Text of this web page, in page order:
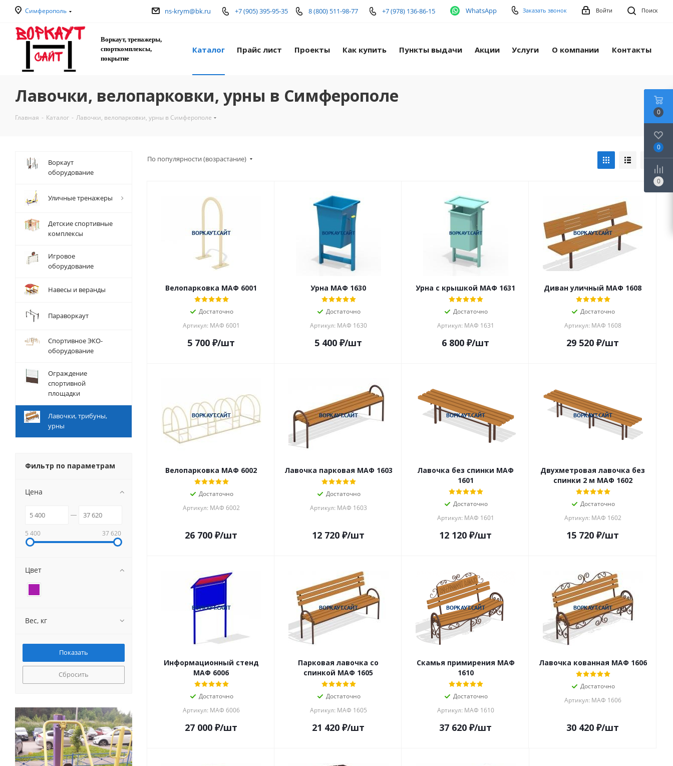
Симферополь Поиск
Войти
Заказать звонок
WhatsApp
+7 (978) 136-86-15
8 (800) 511-98-77
+7 (905) 395-95-35
ns-krym@bk.ru
Воркаут, тренажеры,
спорткомплексы,
покрытие
Каталог Прайс лист Проекты Как купить Пункты выдачи Акции Услуги О компании Контакты
Лавочки, велопарковки, урны в Симферополе
Главная - Каталог - Лавочки, велопарковки, урны в Симферополе
По популярности (возрастание)
Велопарковка МАФ 6001
Достаточно
Артикул: МАФ 6001
5 700 ₽/шт
Урна МАФ 1630
Достаточно
Артикул: МАФ 1630
5 400 ₽/шт
Урна с крышкой МАФ 1631
Достаточно
Артикул: МАФ 1631
6 800 ₽/шт
Диван уличный МАФ 1608
Достаточно
Артикул: МАФ 1608
29 520 ₽/шт
Велопарковка МАФ 6002
Достаточно
Артикул: МАФ 6002
26 700 ₽/шт
Лавочка парковая МАФ 1603
Достаточно
Артикул: МАФ 1603
12 720 ₽/шт
Лавочка без спинки МАФ
1601
Достаточно
Артикул: МАФ 1601
12 120 ₽/шт
Двухметровая лавочка без
спинки 2 м МАФ 1602
Достаточно
Артикул: МАФ 1602
15 720 ₽/шт
Информационный стенд
МАФ 6006
Достаточно
Артикул: МАФ 6006
27 000 ₽/шт
Парковая лавочка со
спинкой МАФ 1605
Достаточно
Артикул: МАФ 1605
21 420 ₽/шт
Скамья примирения МАФ
1610
Достаточно
Артикул: МАФ 1610
37 620 ₽/шт
Лавочка кованная МАФ 1606
Достаточно
Артикул: МАФ 1606
30 420 ₽/шт
Воркаут
оборудование
Уличные тренажеры
Детские спортивные
комплексы
Игровое
оборудование
Навесы и веранды
Параворкаут
Спортивное ЭКО-
оборудование
Ограждение
спортивной
площадки
Лавочки, трибуны,
урны
Фильтр по параметрам
Цена
5 400 37 620
Цвет
Вес, кг
Сбросить
0
0
0